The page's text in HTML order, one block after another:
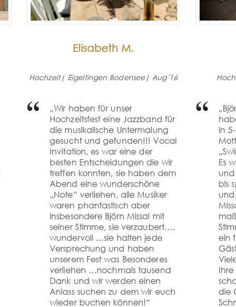
Elisabeth M.
Hochzeit| Eigeltingen Bodensee| Aug´16
„Wir haben für unser
Hochzeitsfest eine Jazzband für
die musikalische Untermalung
gesucht und gefunden!!! Vocal
Invitation, es war eine der
besten Entscheidungen die wir
treffen konnten, sie haben dem
Abend eine wunderschöne
„Note“ verliehen, alle Musiker
waren phantastisch aber
insbesondere Björn Missal mit
seiner Stimme, sie verzaubert….
wundervoll …sie halten jede
Versprechung und haben
unserem Fest was Besonderes
verliehen …nochmals tausend
Dank und wir werden einen
Anlass suchen zu dem wir euch
wieder buchen können!“
in
Es
bis
ein
die